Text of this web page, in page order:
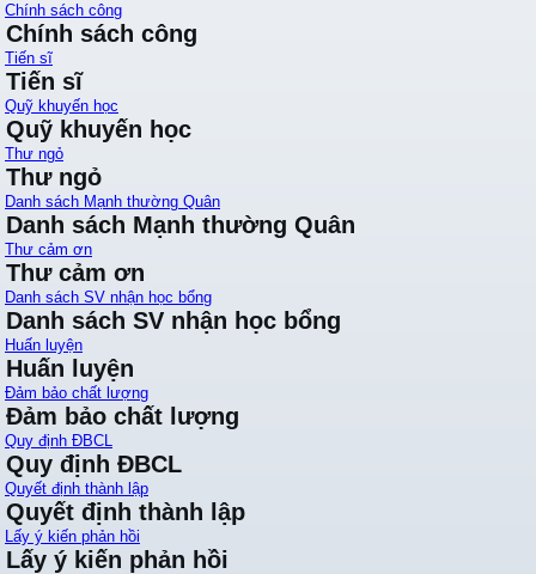
Chính sách công
Chính sách công
Tiến sĩ
Tiến sĩ
Quỹ khuyến học
Quỹ khuyến học
Thư ngỏ
Thư ngỏ
Danh sách Mạnh thường Quân
Danh sách Mạnh thường Quân
Thư cảm ơn
Thư cảm ơn
Danh sách SV nhận học bổng
Danh sách SV nhận học bổng
Huấn luyện
Huấn luyện
Đảm bảo chất lượng
Đảm bảo chất lượng
Quy định ĐBCL
Quy định ĐBCL
Quyết định thành lập
Quyết định thành lập
Lấy ý kiến phản hồi
Lấy ý kiến phản hồi